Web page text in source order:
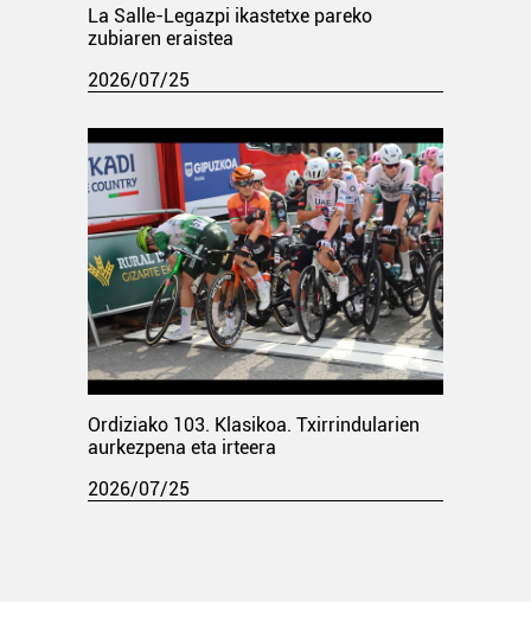
La Salle-Legazpi ikastetxe pareko
zubiaren eraistea
2026/07/25
Ordiziako 103. Klasikoa. Txirrindularien
aurkezpena eta irteera
2026/07/25